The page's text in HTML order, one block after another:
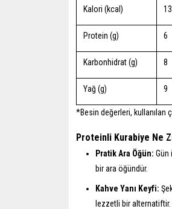
Kalori (kcal)
Protein (g) 6
Karbonhidrat (g) 8
Yağ (g) 9
*Besin değerleri, kullanılan
Proteinli Kurabiye Ne
Pratik Ara Öğün: Gün
bir ara öğündür.
Kahve Yanı Keyfi:
lezzetli bir alternatiftir.